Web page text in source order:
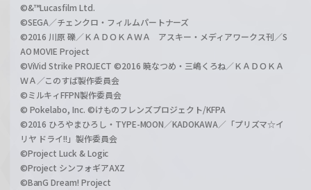
©&™Lucasfilm Ltd.
©SEGA／チェンクロ・フィルムパートナーズ
©2016 川原 礫／ＫＡＤＯＫＡＷＡ アスキー・メディアワークス刊／S
AO MOVIE Project
©ViVid Strike PROJECT ©2016 暁なつめ・三嶋くろね／ＫＡＤＯＫＡ
ＷＡ／このすば製作委員会
©ミルキィFFPN製作委員会
© Pokelabo, Inc. ©けものフレンズプロジェクト/KFPA
©2016 ひろやまひろし・TYPE-MOON／KADOKAWA／「プリズマ☆イ
リヤ ドライ!!」製作委員会
©Project Luck & Logic
©Project シンフォギアAXZ
©BanG Dream! Project